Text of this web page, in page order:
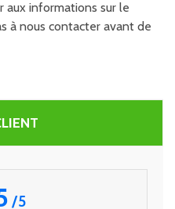
aux informations sur le
à nous contacter avant de
/5